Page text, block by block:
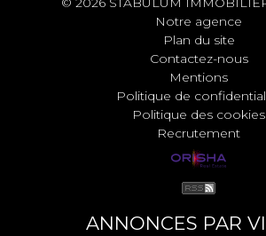
Notre agence
Plan du site
Contactez-nous
Mentions
Politique de
Politique des cookies
Recrutement
ANNONCES PAR